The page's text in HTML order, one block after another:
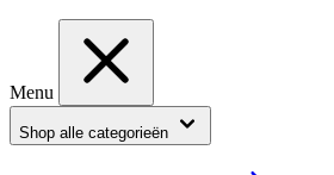
Menu
Shop alle categorieën